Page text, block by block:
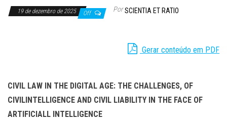
19 de dezembro de 2025 Off Por SCIENTIA ET RATIO
Gerar conteúdo em PDF
CIVIL LAW IN THE DIGITAL AGE: THE CHALLENGES, OF
CIVILINTELLIGENCE AND CIVIL LIABILITY IN THE FACE OF
ARTIFICIALL INTELLIGENCE